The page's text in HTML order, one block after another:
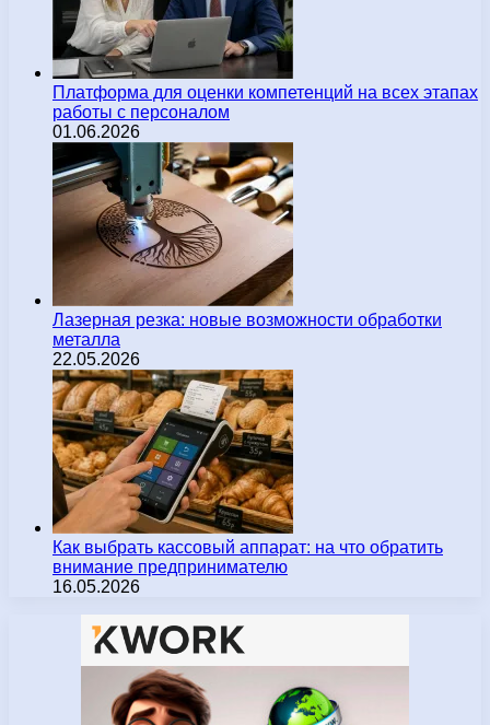
Платформа для оценки компетенций на всех этапах
работы с персоналом
01.06.2026
Лазерная резка: новые возможности обработки
металла
22.05.2026
Как выбрать кассовый аппарат: на что обратить
внимание предпринимателю
16.05.2026